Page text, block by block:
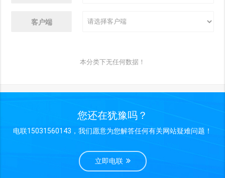
客户端
本分类下无任何数据！
您还在犹豫吗？
电联15031560143，我们愿意为您解答任何有关网站疑难问题！
立即电联